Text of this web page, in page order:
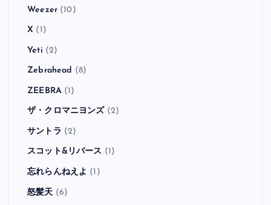
Weezer(10)
X (1)
Yeti (2)
Zebrahead (8)
ZEEBRA(1)
ザ・クロマニヨンズ (2)
サントラ (2)
スコット&リバース (1)
忘れらんねえよ (1)
怒髪天 (6)